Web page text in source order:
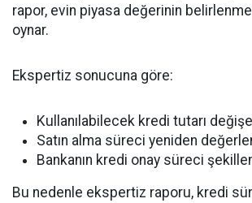
rapor, evin piyasa değerinin
oynar.
Ekspertiz sonucuna göre:
Kullanılabilecek kredi tutarı
Satın alma süreci yeniden
Bankanın kredi onay süreci
Bu nedenle ekspertiz raporu, kredi